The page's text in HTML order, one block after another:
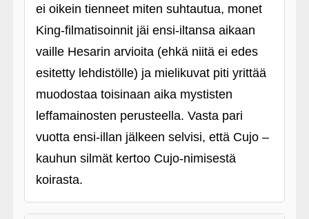
ei oikein tienneet miten suhtautua, monet
King-filmatisoinnit jäi ensi-iltansa aikaan
vaille Hesarin arvioita (ehkä niitä ei edes
esitetty lehdistölle) ja mielikuvat piti yrittää
muodostaa toisinaan aika mystisten
leffamainosten perusteella. Vasta pari
vuotta ensi-illan jälkeen selvisi, että Cujo –
kauhun silmät kertoo Cujo-nimisestä
koirasta.